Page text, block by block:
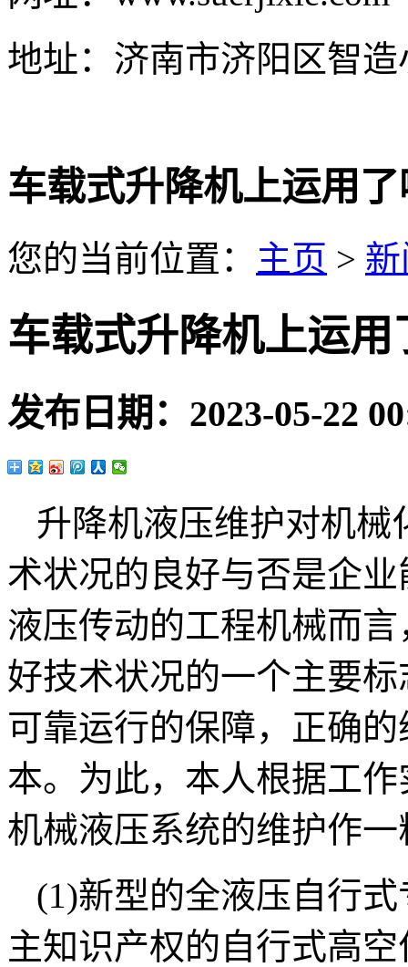
地址：济南市济阳区智造
车载式升降机上运用
您的当前位置： 主页 >
车载式升降机上运
发布日期： 2023-05-22
升降机液压维护对机
术状况的良好与否是企
液压传动的工程机械而
好技术状况的一个主要
可靠运行的保障，正确
本。为此，本人根据工
机械液压系统的维护作
(1)新型的全液压自行
主知识产权的自行式高